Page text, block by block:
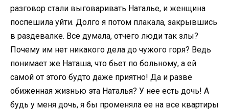
разговор стали выговаривать Наталье, и женщина
поспешила уйти. Долго я потом плакала, закрывшись
в раздевалке. Все думала, отчего люди так злы?
Почему им нет никакого дела до чужого горя? Ведь
понимает же Наташа, что бьет по больному, а ей
самой от этого будто даже приятно! Да и разве
обиженная жизнью эта Наталья? У нее есть дочь! А
будь у меня дочь, я бы променяла ее на все квартиры